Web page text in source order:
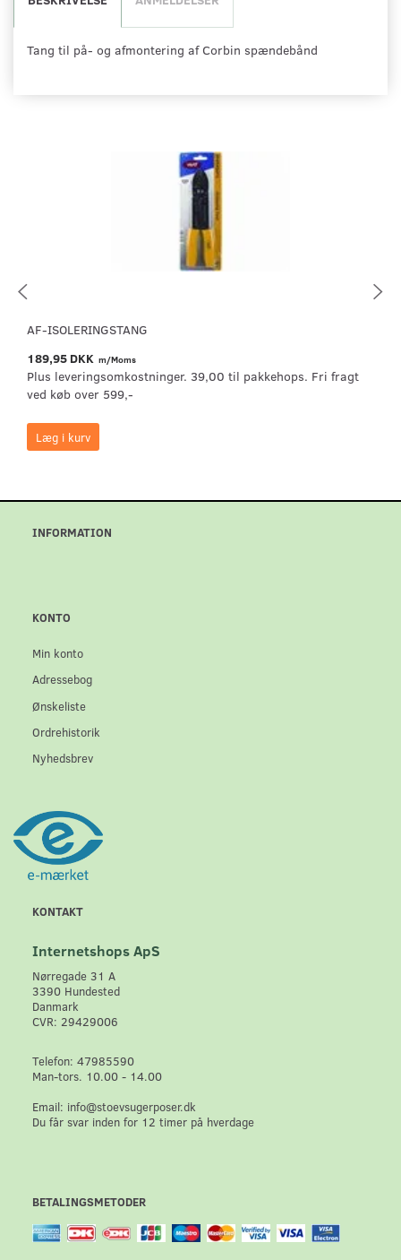
Tang til på- og afmontering af Corbin spændebånd
AF-ISOLERINGSTANG
189,95 DKK m/Moms
Plus leveringsomkostninger. 39,00 til pakkehops. Fri fragt
ved køb over 599,-
Læg i kurv
INFORMATION
KONTO
Min konto
Adressebog
Ønskeliste
Ordrehistorik
Nyhedsbrev
KONTAKT
Internetshops ApS
Nørregade 31 A
3390 Hundested
Danmark
CVR: 29429006
Telefon: 47985590
Man-tors. 10.00 - 14.00
Email: info@stoevsugerposer.dk
Du får svar inden for 12 timer på hverdage
BETALINGSMETODER